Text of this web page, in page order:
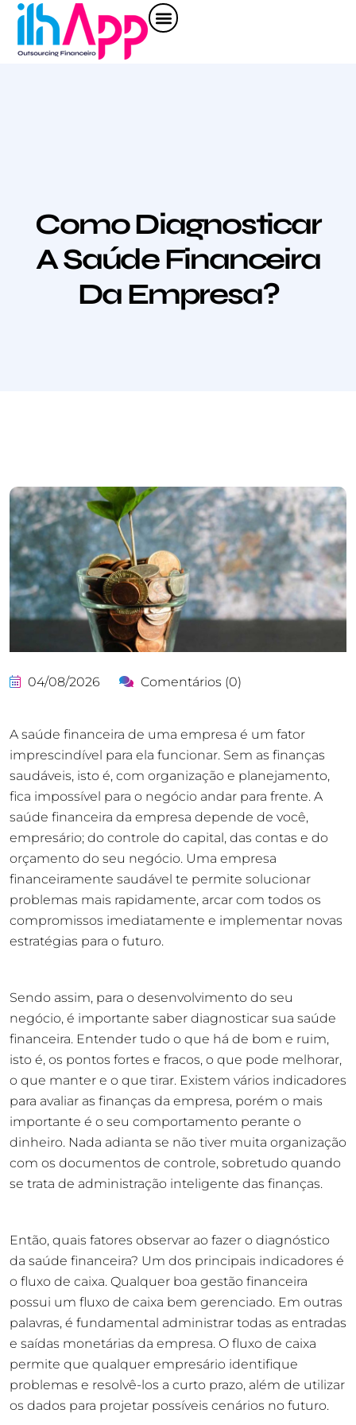
Como Diagnosticar
A Saúde Financeira
Da Empresa?
04/08/2026 Comentários (0)
A saúde financeira de uma empresa é um fator
imprescindível para ela funcionar. Sem as finanças
saudáveis, isto é, com organização e planejamento,
fica impossível para o negócio andar para frente. A
saúde financeira da empresa depende de você,
empresário; do controle do capital, das contas e do
orçamento do seu negócio. Uma empresa
financeiramente saudável te permite solucionar
problemas mais rapidamente, arcar com todos os
compromissos imediatamente e implementar novas
estratégias para o futuro.
Sendo assim, para o desenvolvimento do seu
negócio, é importante saber diagnosticar sua saúde
financeira. Entender tudo o que há de bom e ruim,
isto é, os pontos fortes e fracos, o que pode melhorar,
o que manter e o que tirar. Existem vários indicadores
para avaliar as finanças da empresa, porém o mais
importante é o seu comportamento perante o
dinheiro. Nada adianta se não tiver muita organização
com os documentos de controle, sobretudo quando
se trata de administração inteligente das finanças.
Então, quais fatores observar ao fazer o diagnóstico
da saúde financeira? Um dos principais indicadores é
o fluxo de caixa. Qualquer boa gestão financeira
possui um fluxo de caixa bem gerenciado. Em outras
palavras, é fundamental administrar todas as entradas
e saídas monetárias da empresa. O fluxo de caixa
permite que qualquer empresário identifique
problemas e resolvê-los a curto prazo, além de utilizar
os dados para projetar possíveis cenários no futuro.